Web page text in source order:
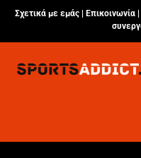
Σχετικά με εμάς | Επικοινωνία